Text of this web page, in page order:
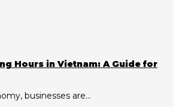
Hours in Vietnam: A Guide for
businesses are...